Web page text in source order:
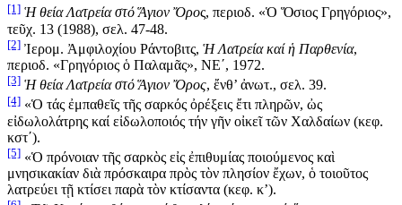
[1] Ἡ θεία Λατρεία στό Ἅγιον Ὄρος, περιοδ. «Ὁ Ὅσιος Γρηγόριος»,
τεῦχ. 13 (1988), σελ. 47-48.
[2] Ἰερομ. Ἀμφιλοχίου Ράντοβιτς, Ἡ Λατρεία καί ἡ Παρθενία,
περιοδ. «Γρηγόριος ὁ Παλαμᾶς», ΝΕ΄, 1972.
[3] Ἡ θεία Λατρεία στό Ἅγιον Ὄρος, ἔνθ’ ἀνωτ., σελ. 39.
[4] «Ὁ τάς ἐμπαθεῖς τῆς σαρκός ὀρέξεις ἔτι πληρῶν, ὠς
εἰδωλολάτρης καί εἰδωλοποιός τήν γῆν οἰκεῖ τῶν Χαλδαίων (κεφ.
κστ΄).
[5] «Ὁ πρόνοιαν τῆς σαρκὸς εἰς ἐπιθυμίας ποιούμενος καὶ
μνησικακίαν διὰ πρόσκαιρα πρὸς τὸν πλησίον ἔχων, ὁ τοιοῦτος
λατρεύει τῇ κτίσει παρὰ τὸν κτίσαντα (κεφ. κ’).